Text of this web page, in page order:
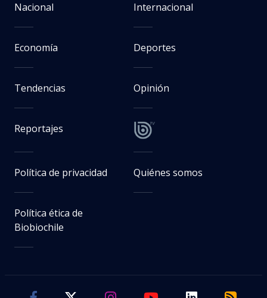
Nacional Internacional
Economía Deportes
Tendencias Opinión
Reportajes
Política de privacidad Quiénes somos
Política ética de
Biobiochile